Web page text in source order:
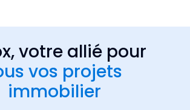
votre allié pour
vos projets
immobilier